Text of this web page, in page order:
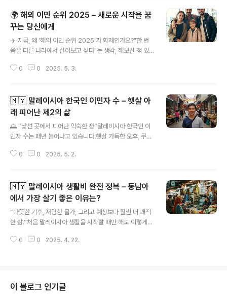
다. 🧭 왜 해외 거주자에게 건강보험이 더 중요할까?💰 현
지 의료비용의 실상한국은 건강보험으로 의료비 부담이 낮
은 나라 중 하나다.하지만 미국, 독일, 호주 등은 병원 방문
만으로 수십~수백만 원의 비용이 발생한다.보험 없이 응급
실에 방문하거나, 입원하게 되면 수천만 원 이상의 고지서
를 받는 경우도 빈번하다.✈️ 장기 체류자/단기 체류자에 따
🌍 해외 이민 순위 2025 – 새로운 시작을 꿈
꾸는 당신에게
✈️ 지금, 왜 '해외 이민 순위 2025'가 화제인가요?"한 번
쯤은 다른 나라에서 살아보고 싶다"는 생각, 해보신 적 있
들이 급증하고 있습니다.경제 불안, 교육 격차, 기후 변화
순한 통계가 아닌, 삶의 질과 꿈을 동시에 고려한 결정을 위
해지금 가장 이민하기 좋은 나라들을 신뢰성 있는 데이터
와 경험 중심으로 풀어보겠습니다. 🏆 2025년 해외 이민
인기 국가 TOP 10해외 이민 순위 2025는 단순히 '많이
간 나라'가 아니라,현지에서 안정적으로 정착할 수 있는 여
건을 기준으로 구성합니다.순위국가주요 이유1위캐나다영
0 0 2025. 5. 3.
🇲🇾 말레이시아 한국인 이민자 수 – 햇살 아
래 피어난 제2의 삶
🌅 “낯선 곳에서 피어난 익숙한 정”말레이시아 한국인 이
민자 수는 매년 늘어나고 있습니다.햇살 가득한 오후, 쿠알
않습니다.말레이시아 한국인 이민자 수, 단순한 수치 그 이
한국보다 느긋한 라이프스타일한국과는 다른 여유 있는 사
회 분위기와비교적 저렴한 생활비 덕분에많은 이들이 말레
이시아 이민을 선택하고 있습니다.영어·중국어 사용 가능
무슬림 기반의 다문화 사회저렴한 의료비와 국제학교 접근
수전년 대비 증감률20196,200명-20206,450명+4.
0 0 2025. 5. 2.
🇲🇾 말레이시아 생활비 완전 정복 – 동남아
에서 가장 살기 좋은 이유는?
“따뜻한 기후, 저렴한 물가, 그리고 예상보다 훨씬 더 쾌적
한 삶.”처음 말레이시아 생활을 시작할 때만 해도 이렇게
주한 실제 체험자의 시선으로 말레이시아 생활비를 디테일
동남아의 한 국가가 아닙니다.지리적으로 동서양의 중심,
영어 사용률 높음, 다양한 민족과 종교가 공존하며 외국인
0 0 2025. 4. 22.
이 블로그 인기글